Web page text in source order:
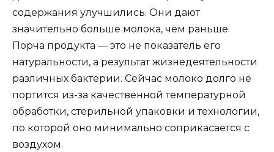
содержания улучшились. Они дают
значительно больше молока, чем раньше.
Порча продукта — это не показатель его
натуральности, а результат жизнедеятельности
различных бактерии. Сейчас молоко долго не
портится из-за качественной температурной
обработки, стерильной упаковки и технологии,
по которой оно минимально соприкасается с
воздухом.